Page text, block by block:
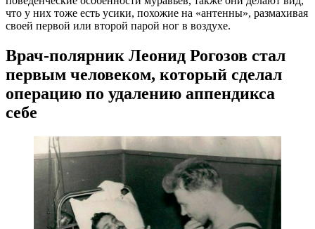
что у них тоже есть усики, похожие на «антенны», размахивая
своей первой или второй парой ног в воздухе.
Врач-полярник Леонид Рогозов стал
первым человеком, который сделал
операцию по удалению аппендикса
себе